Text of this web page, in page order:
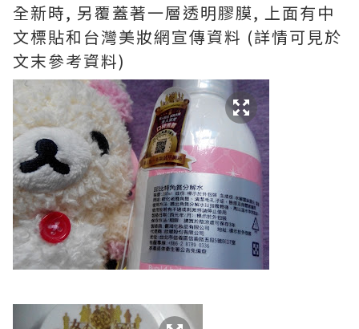
全新時, 另覆蓋著一層透明膠膜, 上面有中
文標貼和台灣美妝網宣傳資料 (詳情可見於
文末參考資料)